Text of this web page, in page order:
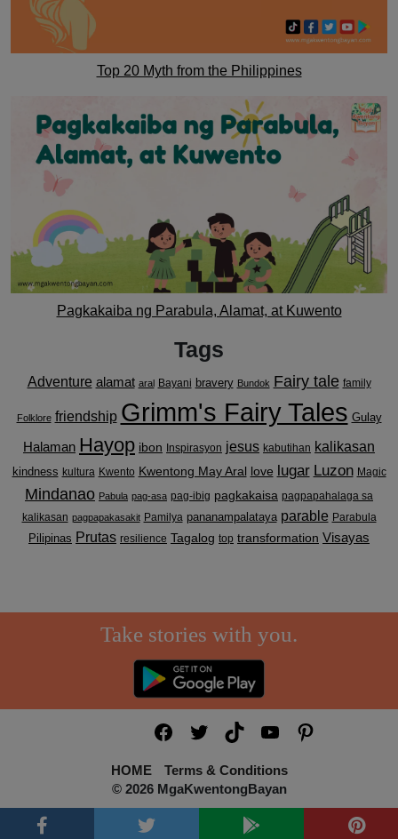
Top 20 Myth from the Philippines
Pagkakaiba ng Parabula, Alamat, at Kuwento
Tags
Adventure alamat aral Bayani bravery Bundok Fairy tale family
Folklore friendship Grimm's Fairy Tales Gulay
Halaman Hayop ibon Inspirasyon jesus kabutihan kalikasan
kindness kultura Kwento Kwentong May Aral love lugar Luzon Magic
Mindanao Pabula pag-asa pag-ibig pagkakaisa pagpapahalaga sa
kalikasan pagpapakasakit Pamilya pananampalataya parable Parabula
Pilipinas Prutas resilience Tagalog top transformation Visayas
Take stories with you.
Facebook
Twitter TikTok YouTube
HOME
Terms & Conditions
© 2026 MgaKwentongBayan